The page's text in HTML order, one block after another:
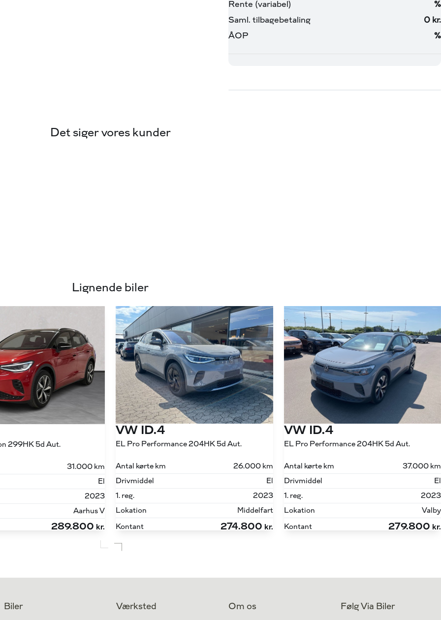
Det siger vores kunder
Lignende biler
299HK 5d Aut.
31.000 km
El
2023
Aarhus V
289.800 kr.
VW ID.4
EL Pro Performance 204HK 5d Aut.
Antal kørte km
26.000 km
Drivmiddel
El
1. reg.
2023
Lokation
Middelfart
Kontant
274.800 kr.
VW ID.4
EL Pro Performance 204HK 5d Aut.
Antal kørte km
37.000 km
Drivmiddel
El
1. reg.
2023
Lokation
Valby
Kontant
279.800 kr.
Biler Værksted Om os Følg Via Biler